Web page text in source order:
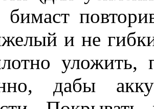
бимаст
и не
уложить,
дабы